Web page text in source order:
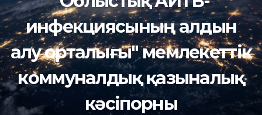
инфекциясының алдын
алу орталығы" мемлекеттік
коммуналдық қазыналық
кәсіпорны